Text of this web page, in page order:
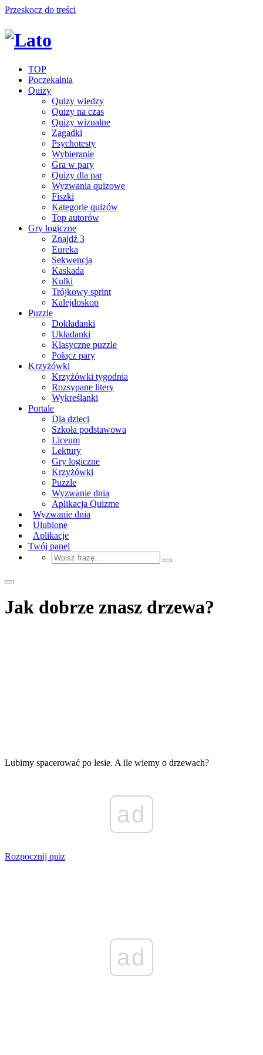
Przeskocz do treści
TOP
Poczekalnia
Quizy
Quizy wiedzy
Quizy na czas
Quizy wizualne
Zagadki
Psychotesty
Wybieranie
Gra w pary
Quizy dla par
Wyzwania quizowe
Fiszki
Kategorie quizów
Top autorów
Gry logiczne
Znajdź 3
Eureka
Sekwencja
Kaskada
Kulki
Trójkowy sprint
Kalejdoskop
Puzzle
Dokładanki
Układanki
Klasyczne puzzle
Połącz pary
Krzyżówki
Krzyżówki tygodnia
Rozsypane litery
Wykreślanki
Portale
Dla dzieci
Szkoła podstawowa
Liceum
Lektury
Gry logiczne
Krzyżówki
Puzzle
Wyzwanie dnia
Aplikacja Quizme
Wyzwanie dnia
Ulubione
Aplikacje
Twój panel
Jak dobrze znasz drzewa?
Lubimy spacerować po lesie. A ile wiemy o drzewach?
ad
Rozpocznij quiz
ad